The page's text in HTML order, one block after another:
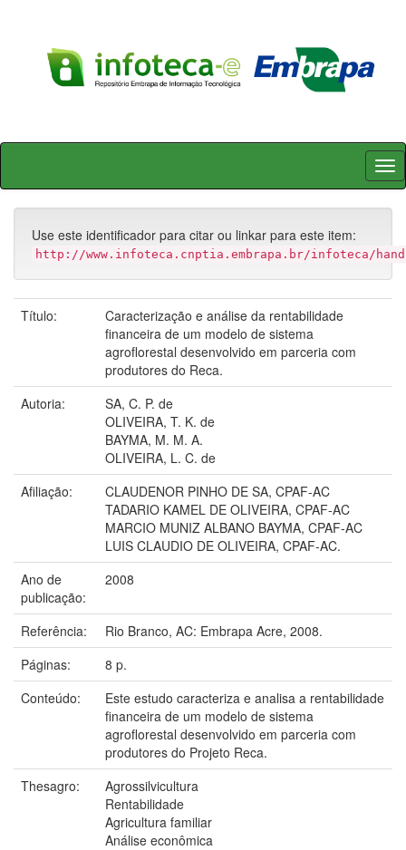
Skip
Use este identificador para citar ou linkar para este item:
http://www.infoteca.cnptia.embrapa.br/infoteca/
Título:
Caracterização e análise da rentabilidade
financeira de um modelo de sistema
agroflorestal desenvolvido em parceria com
produtores do Reca.
Autoria:
SA, C. P. de
OLIVEIRA, T. K. de
BAYMA, M. M. A.
OLIVEIRA, L. C. de
Afiliação:
CLAUDENOR PINHO DE SA, CPAF-AC
TADARIO KAMEL DE OLIVEIRA, CPAF-AC
MARCIO MUNIZ ALBANO BAYMA, CPAF-AC
LUIS CLAUDIO DE OLIVEIRA, CPAF-AC.
Ano de
publicação:
2008
Referência:
Rio Branco, AC: Embrapa Acre, 2008.
Páginas:
8 p.
Conteúdo:
Este estudo caracteriza e analisa a rentabilidade
financeira de um modelo de sistema
agroflorestal desenvolvido em parceria com
produtores do Projeto Reca.
Thesagro:
Agrossilvicultura
Rentabilidade
Agricultura familiar
Análise econômica